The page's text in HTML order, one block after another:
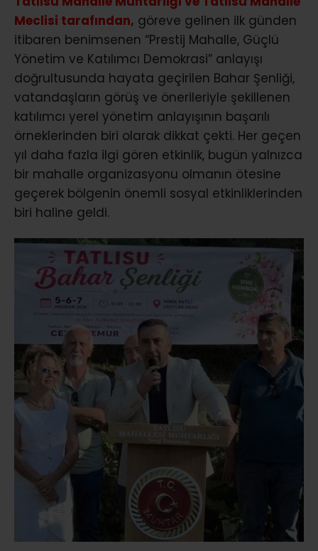
Meclisi tarafından, göreve gelinen ilk günden
itibaren benimsenen “Prestij Mahalle, Güçlü
Yönetim ve Katılımcı Demokrasi” anlayışı
doğrultusunda hayata geçirilen Bahar Şenliği,
vatandaşların görüş ve önerileriyle şekillenen
katılımcı yerel yönetim anlayışının başarılı
örneklerinden biri olarak dikkat çekti. Her geçen
yıl daha fazla ilgi gören etkinlik, bugün yalnızca
bir mahalle organizasyonu olmanın ötesine
geçerek bölgenin önemli sosyal etkinliklerinden
biri haline geldi.